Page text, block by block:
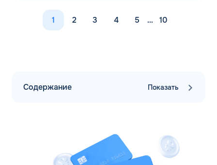
1 2 3 4 5 … 10
Содержание Показать